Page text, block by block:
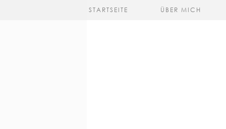
STARTSEITE ÜBER MICH